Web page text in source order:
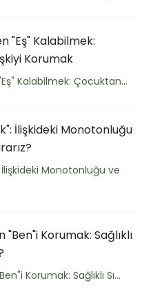
"Eş" Kalabilmek:
Korumak
Kalabilmek: Çocuktan...
İlişkideki Monotonluğu
Monotonluğu ve
"Ben"i Korumak: Sağlıklı
Korumak: Sağlıklı Sı...